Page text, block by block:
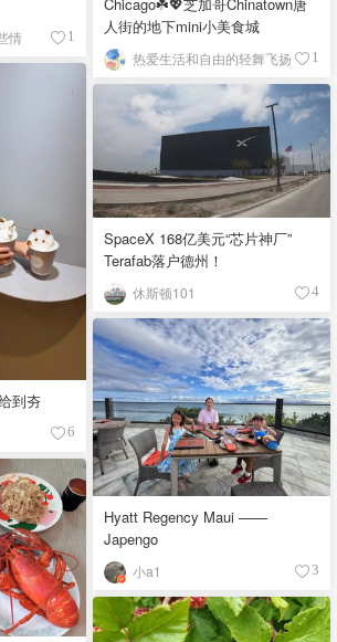
情 1
人街的地下mini小美食城
热爱生活和自由的轻舞飞扬 1
到夯
6
SpaceX 168亿美元“芯片神厂”
Terafab落户德州！
休斯顿101 4
Hyatt Regency Maui ——
Japengo
小a1 3